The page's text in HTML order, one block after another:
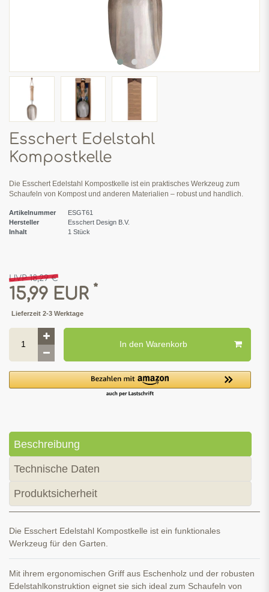
Esschert Edelstahl
Kompostkelle
Die Esschert Edelstahl Kompostkelle ist ein praktisches Werkzeug zum
Schaufeln von Kompost und anderen Materialien – robust und handlich.
Artikelnummer
ESGT61
Hersteller
Esschert Design B.V.
Inhalt
1 Stück
UVP 18,29 €
15,99 EUR *
Lieferzeit 2-3 Werktage
In den Warenkorb
Beschreibung
Technische Daten
Produktsicherheit
Die Esschert Edelstahl Kompostkelle ist ein funktionales
Werkzeug für den Garten.
Mit ihrem ergonomischen Griff aus Eschenholz und der robusten
Edelstahlkonstruktion eignet sie sich ideal zum Schaufeln von